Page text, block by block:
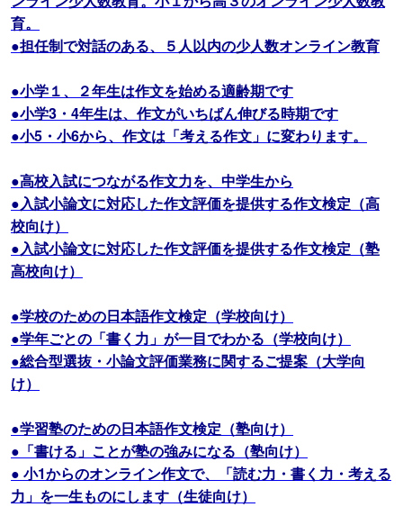
育。
●担任制で対話のある、５人以内の少人数オンライン教育
●小学１、２年生は作文を始める適齢期です
●小学3・4年生は、作文がいちばん伸びる時期です
●小5・小6から、作文は「考える作文」に変わります。
●高校入試につながる作文力を、中学生から
●入試小論文に対応した作文評価を提供する作文検定（高
校向け）
●入試小論文に対応した作文評価を提供する作文検定（塾
高校向け）
●学校のための日本語作文検定（学校向け）
●学年ごとの「書く力」が一目でわかる（学校向け）
●総合型選抜・小論文評価業務に関するご提案（大学向
け）
●学習塾のための日本語作文検定（塾向け）
●「書ける」ことが塾の強みになる（塾向け）
● 小1からのオンライン作文で、「読む力・書く力・考える
力」を一生ものにします（生徒向け）